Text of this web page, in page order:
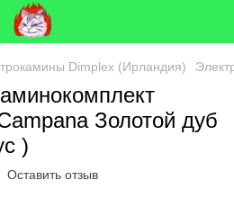
Dimplex (Ирландия)
Золотой дуб
)
Оставить отзыв